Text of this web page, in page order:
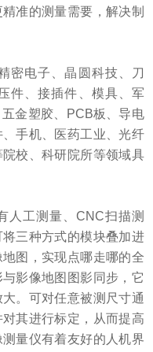
准的测量需要，解决制
密电子、晶圆科技、刀
件、接插件、模具、军
金塑胶、PCB板、导电
手机、医药工业、光纤
校、科研院所等领域具
人工测量、CNC扫描测
三种方式的模块叠加进
图，实现点哪走哪的全
影像地图图影同步，它
。可对任意被测尺寸通
其进行标定，从而提高
量仪有着友好的人机界